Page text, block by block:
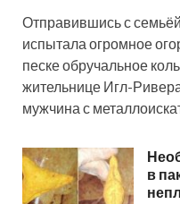
Отправившись с
испытала огромное
песке обручальное
жительнице Игл-
мужчина с
в